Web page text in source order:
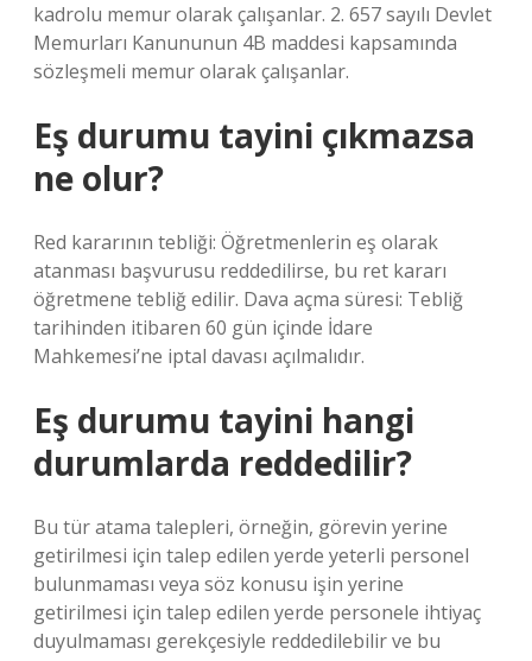
kadrolu memur olarak çalışanlar. 2. 657 sayılı Devlet
Memurları Kanununun 4B maddesi kapsamında
sözleşmeli memur olarak çalışanlar.
Eş durumu tayini çıkmazsa
ne olur?
Red kararının tebliği: Öğretmenlerin eş olarak
atanması başvurusu reddedilirse, bu ret kararı
öğretmene tebliğ edilir. Dava açma süresi: Tebliğ
tarihinden itibaren 60 gün içinde İdare
Mahkemesi’ne iptal davası açılmalıdır.
Eş durumu tayini hangi
durumlarda reddedilir?
Bu tür atama talepleri, örneğin, görevin yerine
getirilmesi için talep edilen yerde yeterli personel
bulunmaması veya söz konusu işin yerine
getirilmesi için talep edilen yerde personele ihtiyaç
duyulmaması gerekçesiyle reddedilebilir ve bu